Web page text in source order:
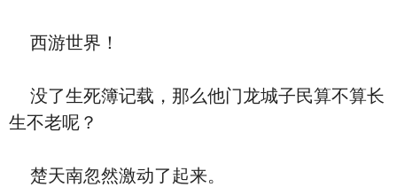
西游世界！
没了生死簿记载，那么他门龙城子民算不算长
生不老呢？
楚天南忽然激动了起来。